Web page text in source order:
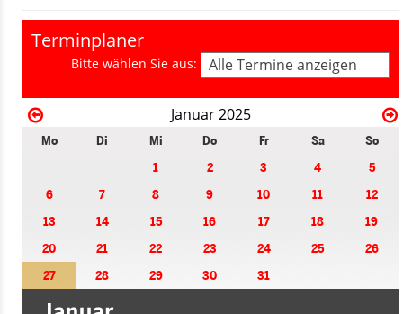
Terminplaner
Bitte wählen Sie aus: Alle Termine anzeigen
Januar 2025
Mo Di Mi Do Fr Sa
So
1
2 3 4
5
6
7 8 9 10 11
12
13
14 15 16 17 18
19
20
21 22 23 24 25
26
27
28 29 30 31